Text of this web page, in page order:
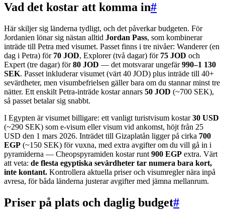
Vad det kostar att komma in#
Här skiljer sig länderna tydligt, och det påverkar budgeten. För
Jordanien lönar sig nästan alltid Jordan Pass, som kombinerar
inträde till Petra med visumet. Passet finns i tre nivåer: Wanderer (en
dag i Petra) för 70 JOD, Explorer (två dagar) för 75 JOD och
Expert (tre dagar) för80 JOD — det motsvarar ungefär990–1 130
SEK. Passet inkluderar visumet (värt 40 JOD) plus inträde till 40+
sevärdheter, men visumbefrielsen gäller bara om du stannar minst tre
nätter. Ett enskilt Petra-inträde kostar annars 50 JOD (~700 SEK),
så passet betalar sig snabbt.
I Egypten är visumet billigare: ett vanligt turistvisum kostar30 USD
(~290 SEK) som e-visum eller visum vid ankomst, höjt från 25
USD den 1 mars 2026. Inträdet till Gizaplatån ligger på cirka 700
EGP (~150 SEK) för vuxna, med extra avgifter om du vill gå in i
pyramiderna — Cheopspyramiden kostar runt 900 EGP extra. Värt
att veta: de flesta egyptiska sevärdheter tar numera bara kort,
inte kontant. Kontrollera aktuella priser och visumregler nära inpå
avresa, för båda länderna justerar avgifter med jämna mellanrum.
Priser på plats och daglig budget#